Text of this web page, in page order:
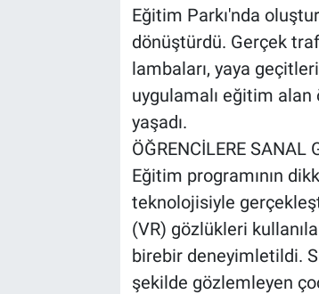
Eğitim Parkı'nda
dönüştürdü. Gerçek
lambaları, yaya
uygulamalı eğitim alan
yaşadı.
ÖĞRENCİLERE SANAL
Eğitim programının
teknolojisiyle
(VR) gözlükleri
birebir deneyimletildi.
şekilde gözlemleyen